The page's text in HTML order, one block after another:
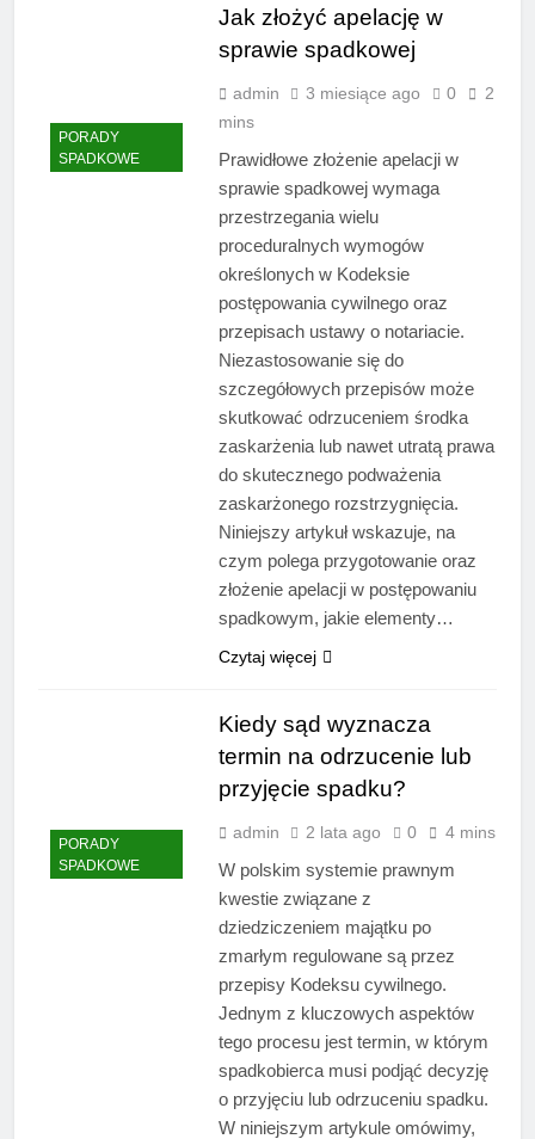
PORADY
SPADKOWE
Jak złożyć apelację w
sprawie spadkowej
admin 3 miesiące ago 0
2
mins
Prawidłowe złożenie apelacji w
sprawie spadkowej wymaga
przestrzegania wielu
proceduralnych wymogów
określonych w Kodeksie
postępowania cywilnego oraz
przepisach ustawy o notariacie.
Niezastosowanie się do
szczegółowych przepisów może
skutkować odrzuceniem środka
zaskarżenia lub nawet utratą prawa
do skutecznego podważenia
zaskarżonego rozstrzygnięcia.
Niniejszy artykuł wskazuje, na
czym polega przygotowanie oraz
złożenie apelacji w postępowaniu
spadkowym, jakie elementy…
Czytaj więcej
PORADY
SPADKOWE
Kiedy sąd wyznacza
termin na odrzucenie lub
przyjęcie spadku?
admin 2 lata ago 0 4 mins
W polskim systemie prawnym
kwestie związane z
dziedziczeniem majątku po
zmarłym regulowane są przez
przepisy Kodeksu cywilnego.
Jednym z kluczowych aspektów
tego procesu jest termin, w którym
spadkobierca musi podjąć decyzję
o przyjęciu lub odrzuceniu spadku.
W niniejszym artykule omówimy,